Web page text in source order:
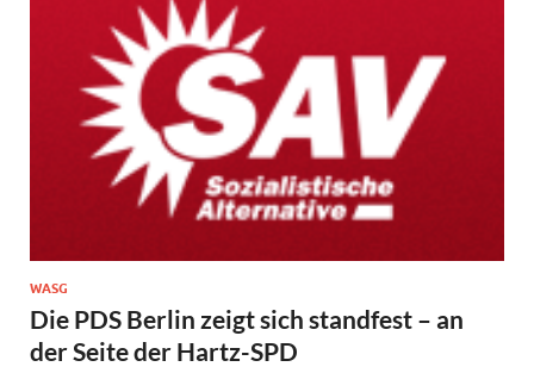
WASG
Die PDS Berlin zeigt sich standfest – an
der Seite der Hartz-SPD